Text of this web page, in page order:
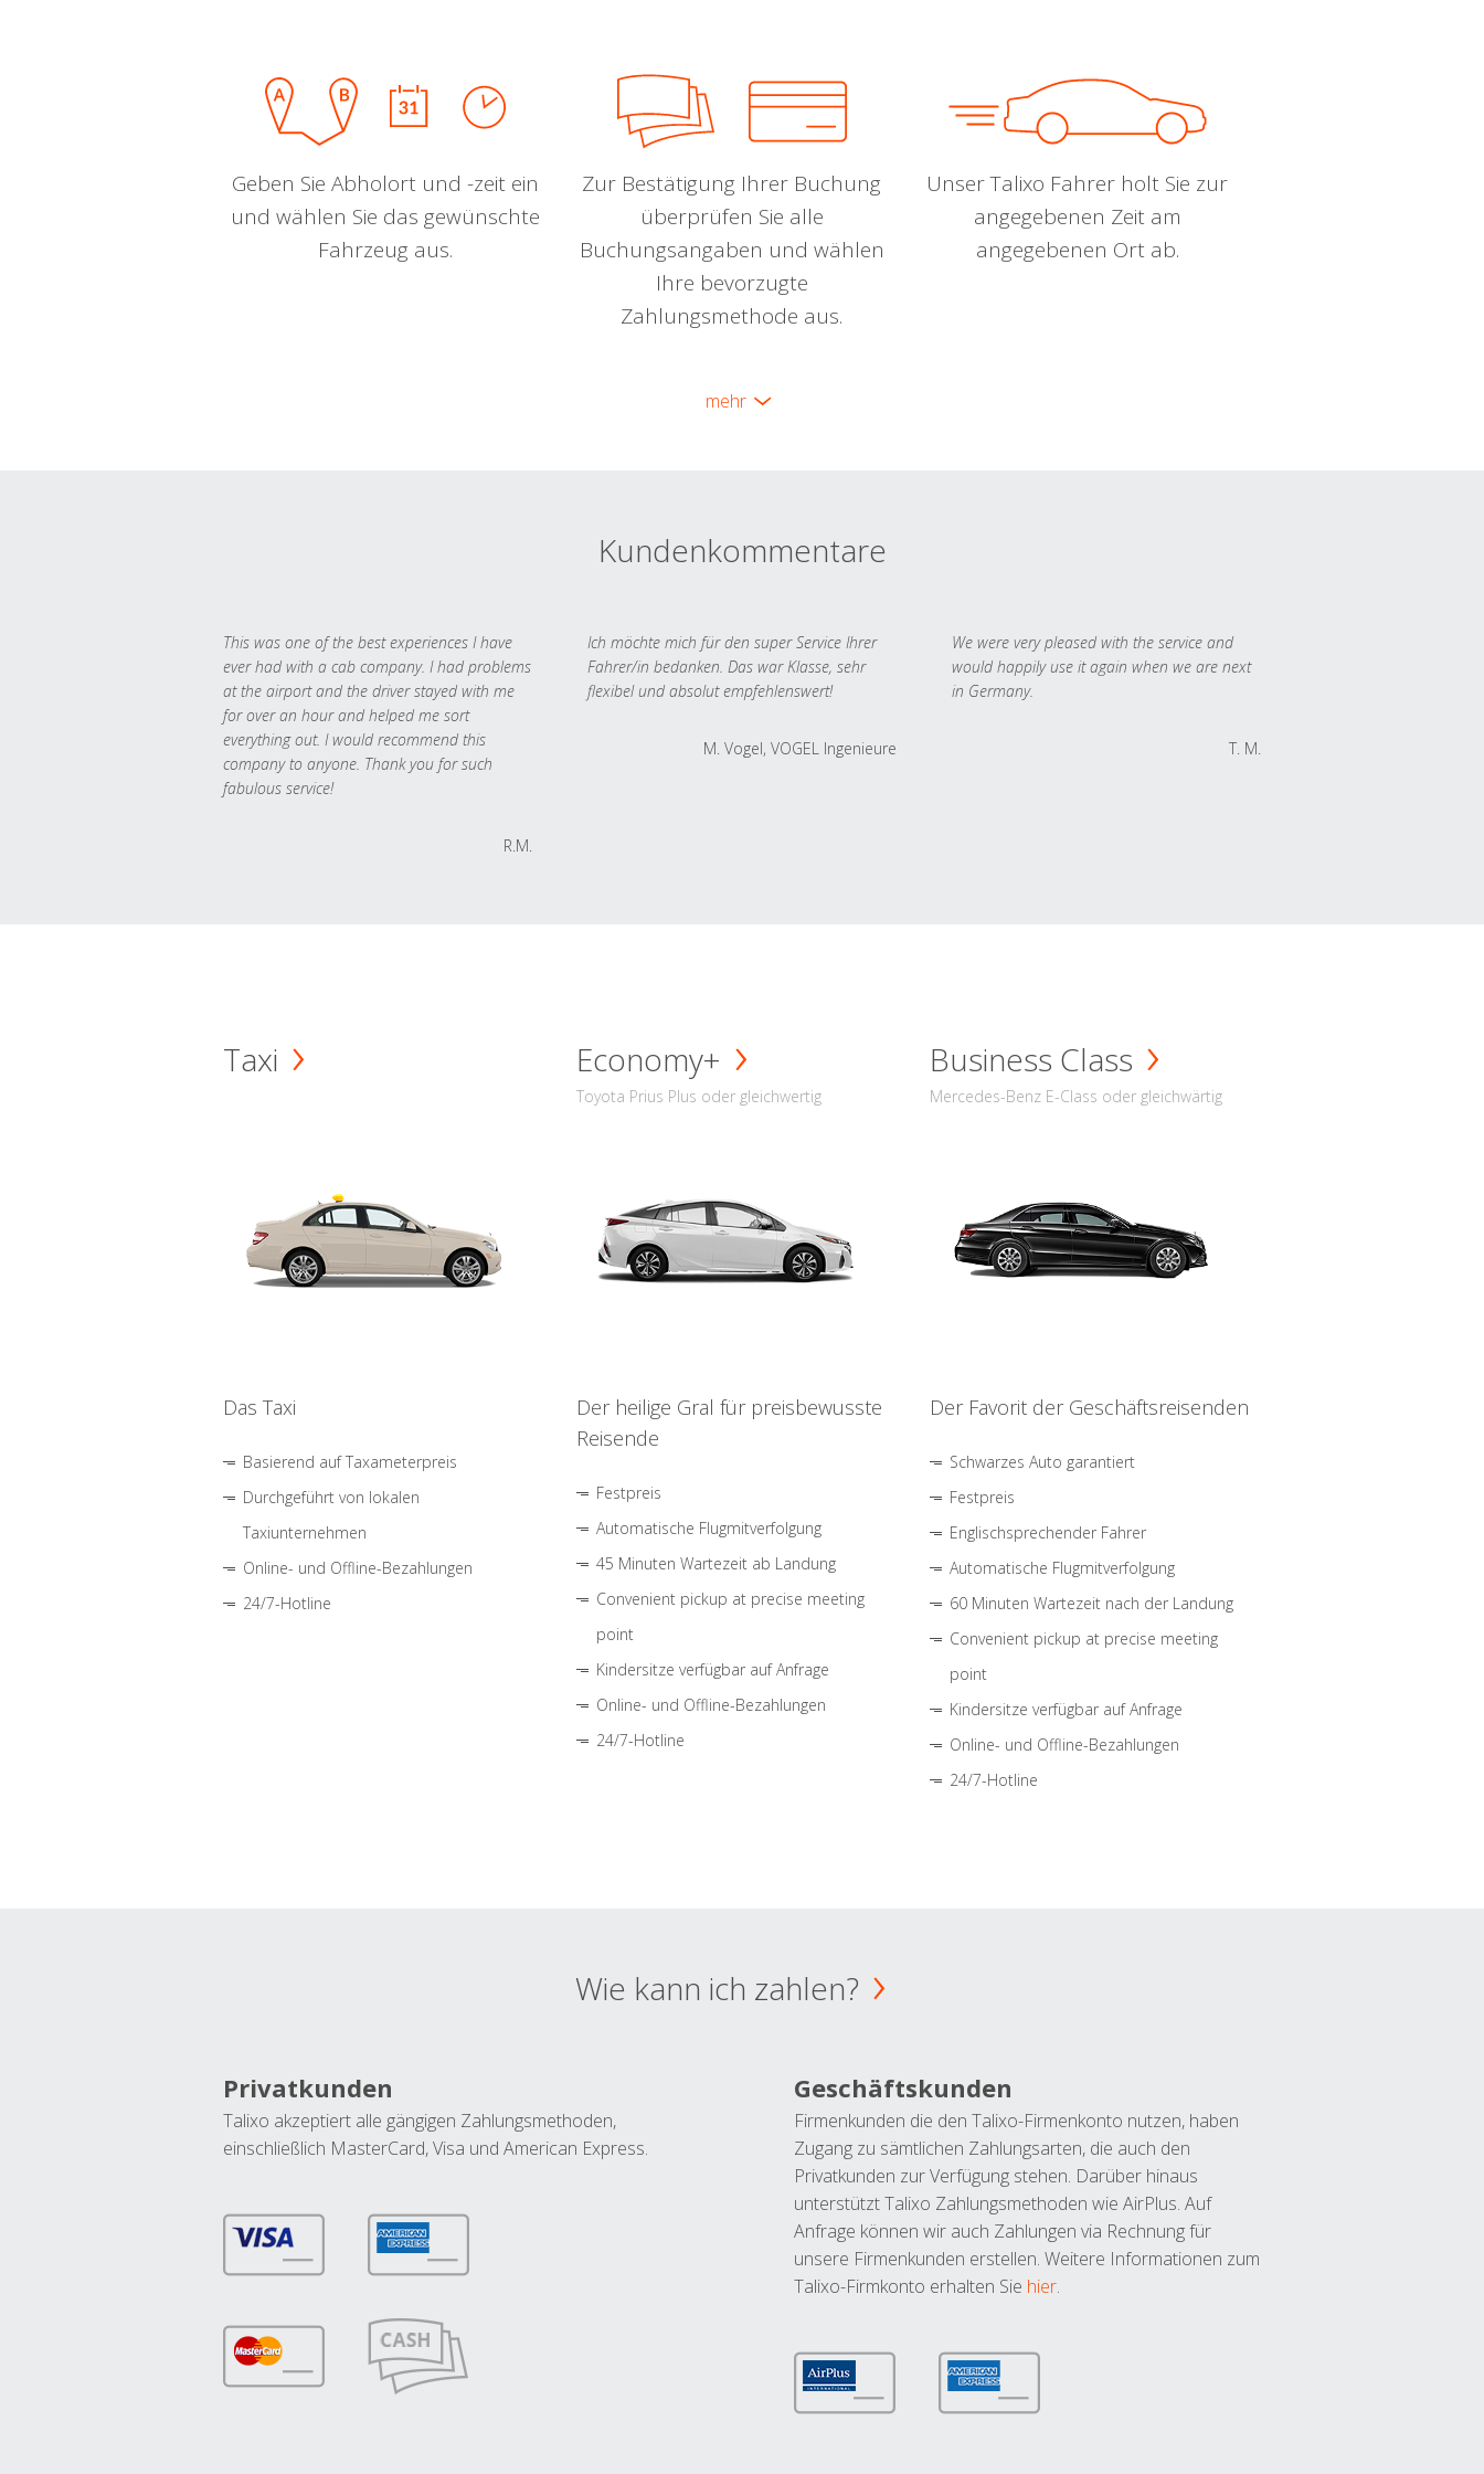
Geben Sie Abholort und -zeit ein
und wählen Sie das gewünschte
Fahrzeug aus.
Zur Bestätigung Ihrer Buchung
überprüfen Sie alle
Buchungsangaben und wählen
Ihre bevorzugte
Zahlungsmethode aus.
Unser Talixo Fahrer holt Sie zur
angegebenen Zeit am
angegebenen Ort ab.
mehr
Kundenkommentare
This was one of the best experiences I have
ever had with a cab company. I had problems
at the airport and the driver stayed with me
for over an hour and helped me sort
everything out. I would recommend this
company to anyone. Thank you for such
fabulous service!
R.M.
Ich möchte mich für den super Service Ihrer
Fahrer/in bedanken. Das war Klasse, sehr
flexibel und absolut empfehlenswert!
M. Vogel, VOGEL Ingenieure
We were very pleased with the service and
would happily use it again when we are next
in Germany.
T. M.
Taxi
Das Taxi
Basierend auf Taxameterpreis
Durchgeführt von lokalen
Taxiunternehmen
Online- und Offline-Bezahlungen
24/7-Hotline
Economy+
Toyota Prius Plus oder gleichwertig
Der heilige Gral für preisbewusste
Reisende
Festpreis
Automatische Flugmitverfolgung
45 Minuten Wartezeit ab Landung
Convenient pickup at precise meeting
point
Kindersitze verfügbar auf Anfrage
Online- und Offline-Bezahlungen
24/7-Hotline
Business Class
Mercedes-Benz E-Class oder gleichwärtig
Der Favorit der Geschäftsreisenden
Schwarzes Auto garantiert
Festpreis
Englischsprechender Fahrer
Automatische Flugmitverfolgung
60 Minuten Wartezeit nach der Landung
Convenient pickup at precise meeting
point
Kindersitze verfügbar auf Anfrage
Online- und Offline-Bezahlungen
24/7-Hotline
Wie kann ich zahlen?
Privatkunden
Talixo akzeptiert alle gängigen Zahlungsmethoden,
einschließlich MasterCard, Visa und American Express.
Geschäftskunden
Firmenkunden die den Talixo-Firmenkonto nutzen, haben
Zugang zu sämtlichen Zahlungsarten, die auch den
Privatkunden zur Verfügung stehen. Darüber hinaus
unterstützt Talixo Zahlungsmethoden wie AirPlus. Auf
Anfrage können wir auch Zahlungen via Rechnung für
unsere Firmenkunden erstellen. Weitere Informationen zum
Talixo-Firmkonto erhalten Sie hier.